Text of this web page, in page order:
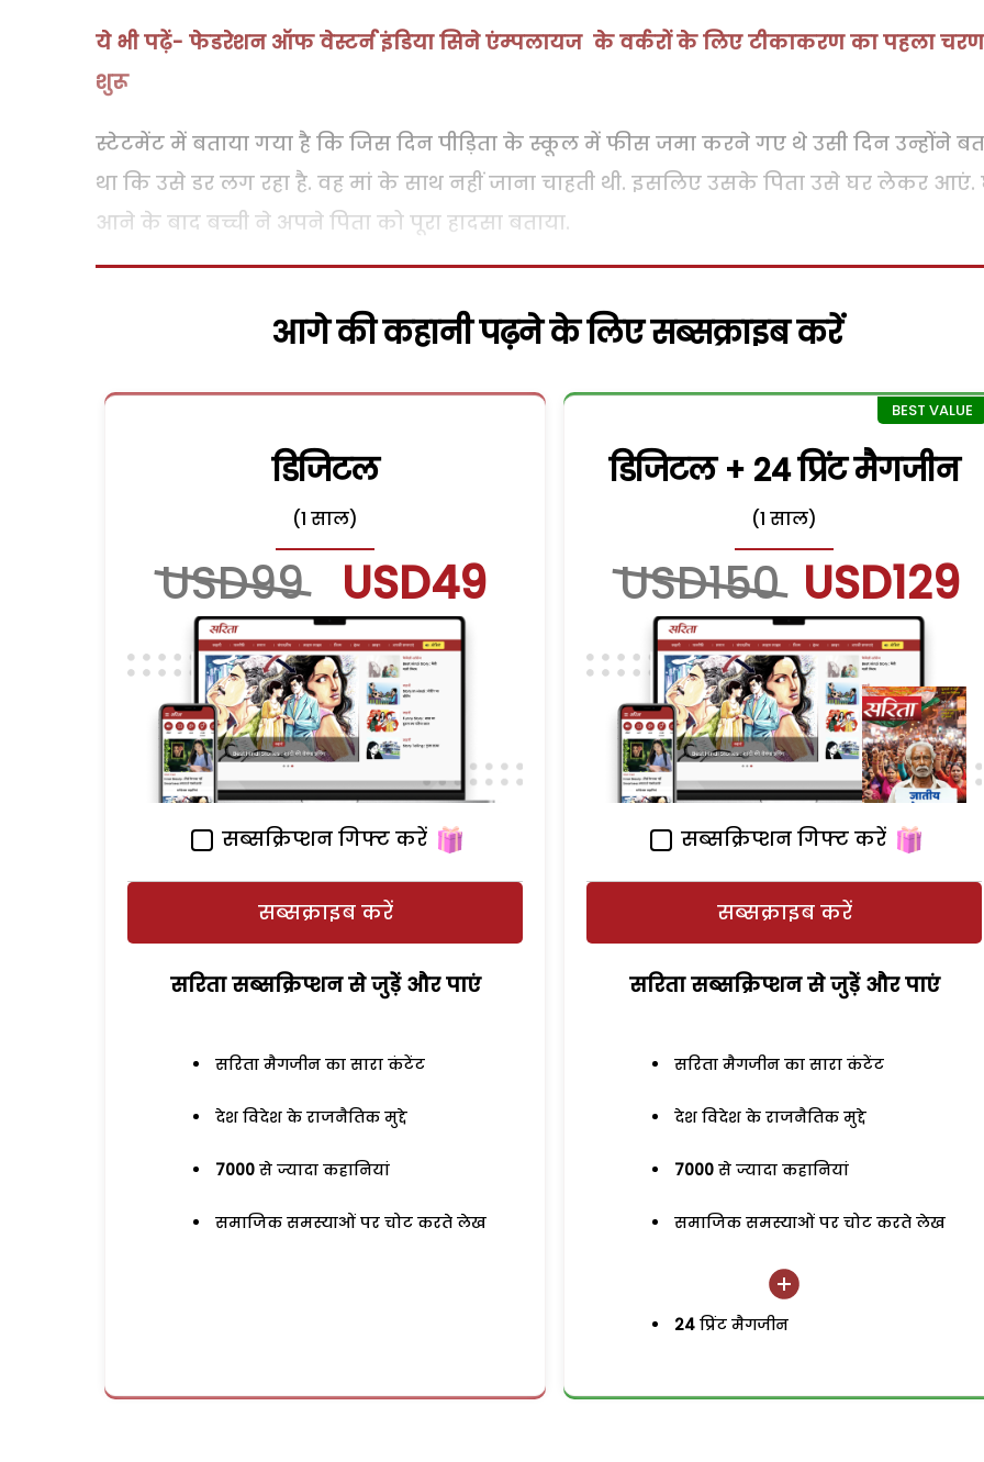
ये भी पढ़ें- फेडरेशन ऑफ वेस्टर्न इंडिया सिने एंम्पलायज के वर्करों के लिए टीकाकरण का पहला चरण
शुरू
स्टेटमेंट में बताया गया है कि जिस दिन पीड़िता के स्कूल में फीस जमा करने गए थे उसी दिन उन्होंने
था कि उसे डर लग रहा है. वह मां के साथ नहीं जाना चाहती थी. इसलिए उसके पिता उसे घर लेकर आएं.
आने के बाद बच्ची ने अपने पिता को पूरा हादसा बताया.
आगे की कहानी पढ़ने के लिए सब्सक्राइब करें
डिजिटल
(1 साल)
USD99 USD49
सब्सक्रिप्शन गिफ्ट करें
सब्सक्राइब करें
सरिता सब्सक्रिप्शन से जुड़ेें और पाएं
सरिता मैगजीन का सारा कंटेंट
देश विदेश के राजनैतिक मुद्दे
7000 से ज्यादा कहानियां
समाजिक समस्याओं पर चोट करते लेख
डिजिटल + 24 प्रिंट मैगजीन
(1 साल)
USD150 USD129
सब्सक्रिप्शन गिफ्ट करें
सब्सक्राइब करें
सरिता सब्सक्रिप्शन से जुड़ेें और पाएं
सरिता मैगजीन का सारा कंटेंट
देश विदेश के राजनैतिक मुद्दे
7000 से ज्यादा कहानियां
समाजिक समस्याओं पर चोट करते लेख
24 प्रिंट मैगजीन